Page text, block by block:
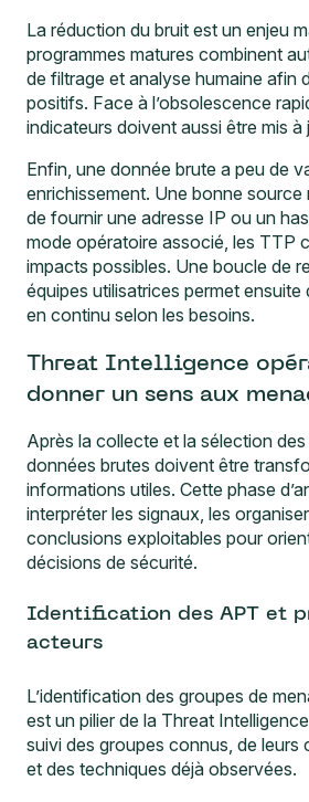
La réduction du bruit est un enjeu
programmes matures combinent
de filtrage et analyse humaine afin
positifs. Face à l’obsolescence
indicateurs doivent aussi être mis à
Enfin, une donnée brute a peu de
enrichissement. Une bonne
de fournir une adresse IP ou un
mode opératoire associé, les TTP
impacts possibles. Une boucle de
équipes utilisatrices permet ensuite
en continu selon les besoins.
Threat Intelligence
donner un sens aux
Après la collecte et la sélection
données brutes doivent être
informations utiles. Cette phase
interpréter les signaux, les
conclusions exploitables pour
décisions de sécurité.
Identification des APT et
acteurs
L’identification des groupes de
est un pilier de la Threat
suivi des groupes connus, de leurs
et des techniques déjà observées.